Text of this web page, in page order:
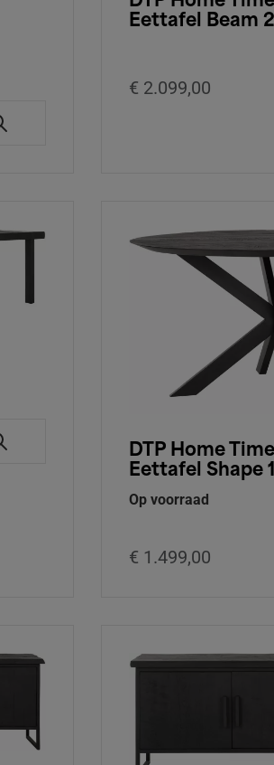
Eettafel Beam
€ 2.099,00
DTP Home
Eettafel Shape
Op voorraad
€ 1.499,00